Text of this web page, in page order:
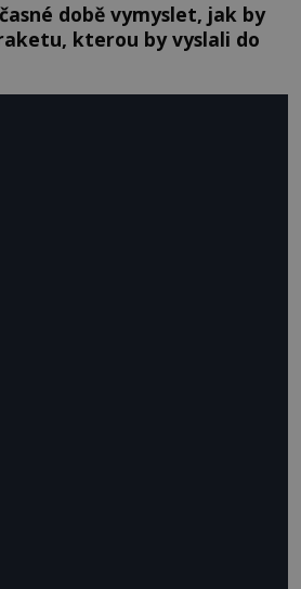
době vymyslet, jak by
kterou by vyslali do